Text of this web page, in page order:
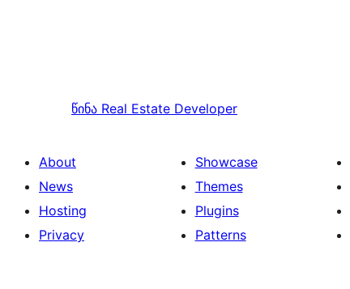
წინა Real Estate Developer
About
News
Hosting
Privacy
Showcase
Themes
Plugins
Patterns